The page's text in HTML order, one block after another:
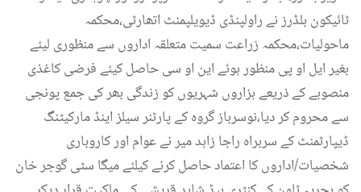
ٹائیکون بلڈرز نے راولپنڈی ڈیویلپمنٹ اتھارٹی،محکمہ
ماحولیات،محکمہ زراعت سمیت متعلقہ اداروں سے منظوری لیئے
بغیر ایل او پی منظور ہوئے این او سی حاصل کیئے فرضی کاغذی
منصوبے کے ذریعے ہزاروں شہریوں کو زندگی بھر کی جمع پونجی
سے محروم کر دیا،نوسرباز گروہ کے پارٹنر سیلز اینڈ مارکیٹنگ
ڈیپارٹمنٹ کے سربراہ راجا زاہد میر نے عوام اور کاروباری
شخصیات/اداروں کا اعتماد حاصل کرنے کیلئے میگا سٹی گوجر خان